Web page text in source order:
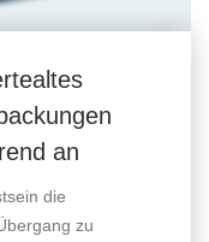
an
die
zu